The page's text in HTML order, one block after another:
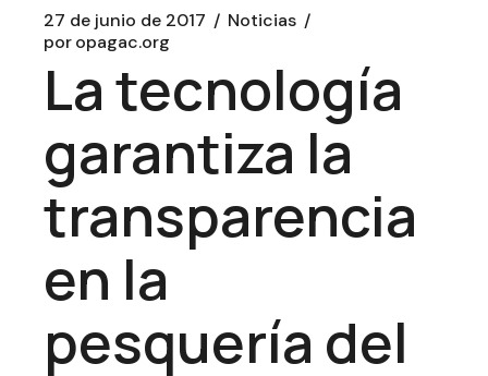
27 de junio de 2017
Noticias
poropagac.org
La tecnología
garantiza la
transparencia
en la
pesquería del